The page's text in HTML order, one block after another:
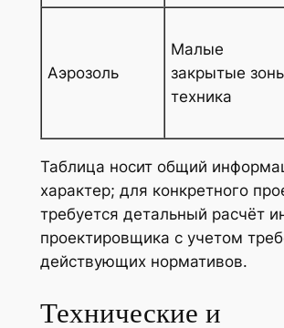
Аэрозоль
Малые
закрытые
техника
Таблица носит общий
характер; для конкретного
требуется детальный расчёт
проектировщика с учетом
действующих нормативов.
Технические и